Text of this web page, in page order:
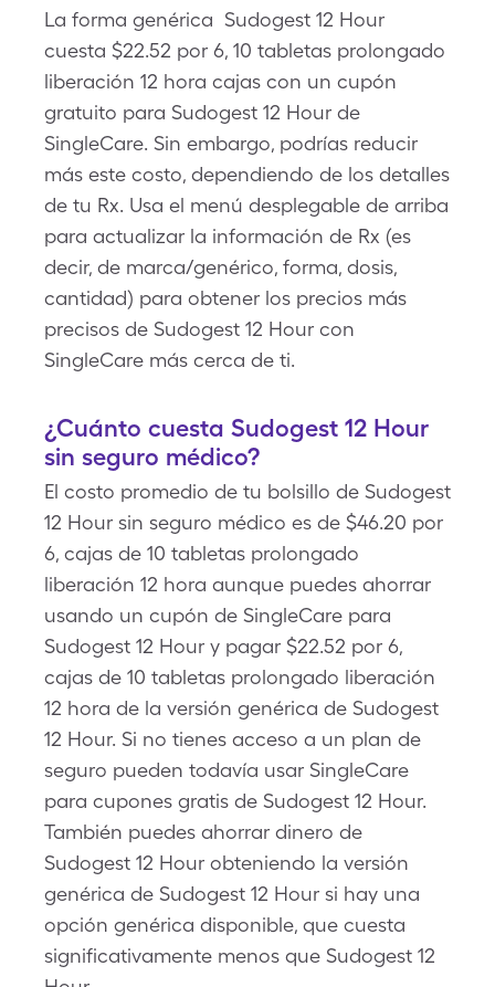
La forma genérica Sudogest 12 Hour
cuesta $22.52 por 6, 10 tabletas prolongado
liberación 12 hora cajas con un cupón
gratuito para Sudogest 12 Hour de
SingleCare. Sin embargo, podrías reducir
más este costo, dependiendo de los detalles
de tu Rx. Usa el menú desplegable de arriba
para actualizar la información de Rx (es
decir, de marca/genérico, forma, dosis,
cantidad) para obtener los precios más
precisos de Sudogest 12 Hour con
SingleCare más cerca de ti.
¿Cuánto cuesta Sudogest 12 Hour
sin seguro médico?
El costo promedio de tu bolsillo de Sudogest
12 Hour sin seguro médico es de $46.20 por
6, cajas de 10 tabletas prolongado
liberación 12 hora aunque puedes ahorrar
usando un cupón de SingleCare para
Sudogest 12 Hour y pagar $22.52 por 6,
cajas de 10 tabletas prolongado liberación
12 hora de la versión genérica de Sudogest
12 Hour. Si no tienes acceso a un plan de
seguro pueden todavía usar SingleCare
para cupones gratis de Sudogest 12 Hour.
También puedes ahorrar dinero de
Sudogest 12 Hour obteniendo la versión
genérica de Sudogest 12 Hour si hay una
opción genérica disponible, que cuesta
significativamente menos que Sudogest 12